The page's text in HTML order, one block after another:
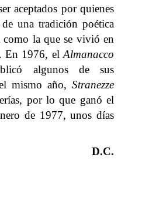
aceptados por quienes
una tradición poética
como la que se vivió en
En 1976, el Almanacco
algunos de sus
mismo año, Stranezze
por lo que ganó el
de 1977, unos días
D.C.